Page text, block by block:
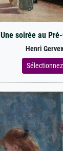
Une soirée au
Henri Gervex
Sélectionnez